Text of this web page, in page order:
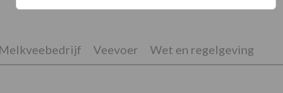
Melkveebedrijf Veevoer Wet en regelgeving